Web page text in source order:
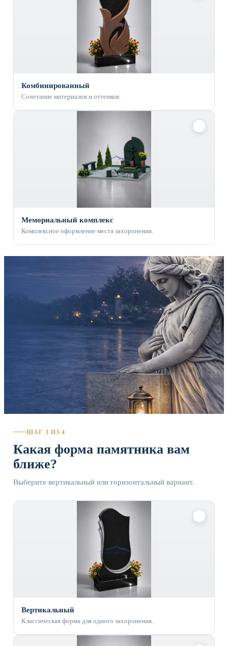
Комбинированный
Сочетание материалов и оттенков.
Мемориальный комплекс
Комплексное оформление места захоронения.
ШАГ 3 ИЗ 4
Какая форма памятника вам
ближе?
Выберите вертикальный или горизонтальный вариант.
Вертикальный
Классическая форма для одного захоронения.